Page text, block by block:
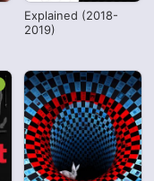
Explained (2018-
2019)